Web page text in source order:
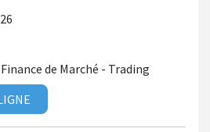
de Marché - Trading